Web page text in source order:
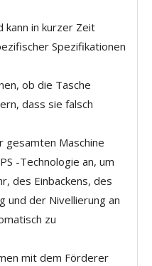
kann in kurzer Zeit
Spezifikationen
ob die Tasche
dass sie falsch
gesamten Maschine
-Technologie an, um
des Einbackens, des
und der Nivellierung an
zu
mit dem Förderer